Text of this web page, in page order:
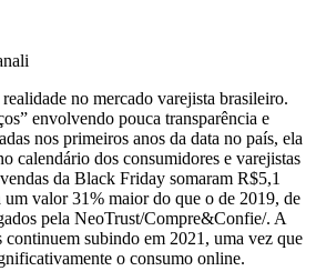
no mercado varejista brasileiro.
envolvendo pouca transparência e
nos primeiros anos da data no país, ela
calendário dos consumidores e varejistas
da Black Friday somaram R$5,1
um valor 31% maior do que o de 2019, de
pela NeoTrust/Compre&Confie/. A
continuem subindo em 2021, uma vez que
o consumo online.